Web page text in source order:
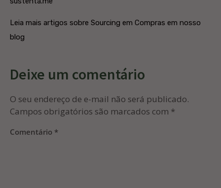
Leia mais artigos sobre Sourcing em Compras em nosso
blog
Deixe um comentário
O seu endereço de e-mail não será publicado.
Campos obrigatórios são marcados com *
Comentário *